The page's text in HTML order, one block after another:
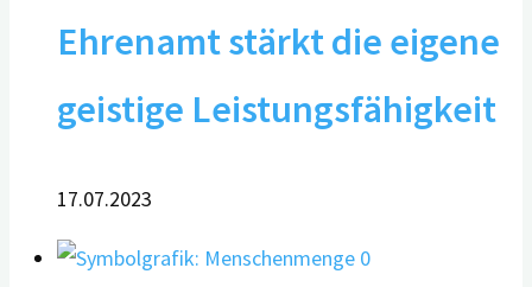
Ehrenamt stärkt die eigene
geistige Leistungsfähigkeit
17.07.2023
0